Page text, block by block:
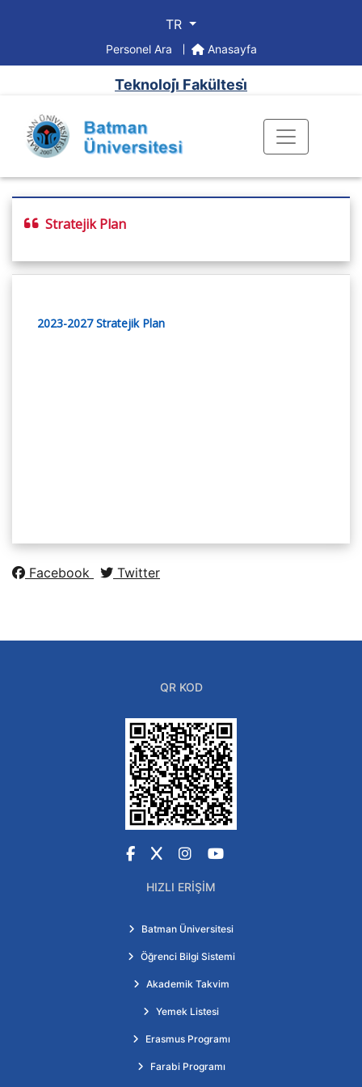
TR
Personel Ara Anasayfa
Teknoloji̇ Fakültesi̇
Stratejik Plan
2023-2027 Stratejik Plan
Facebook Twitter
QR KOD
Facebook
X Instagram
YouTube
HIZLI ERIŞIM
Batman Üniversitesi
Öğrenci Bilgi Sistemi
Akademik Takvim
Yemek Listesi
Erasmus Programı
Farabi Programı